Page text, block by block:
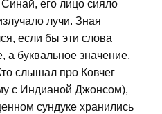
его лицо сияло
лучи. Зная
если бы эти слова
а буквальное значение,
слышал про Ковчег
с Индианой Джонсом),
сундуке хранились